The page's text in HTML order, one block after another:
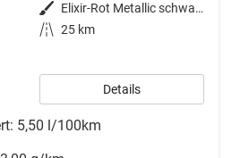
Außenfarbe
Elixir-Rot Metallic schwarzem Dach
Kilometerstand 25 km
Details
5,50 l/100km